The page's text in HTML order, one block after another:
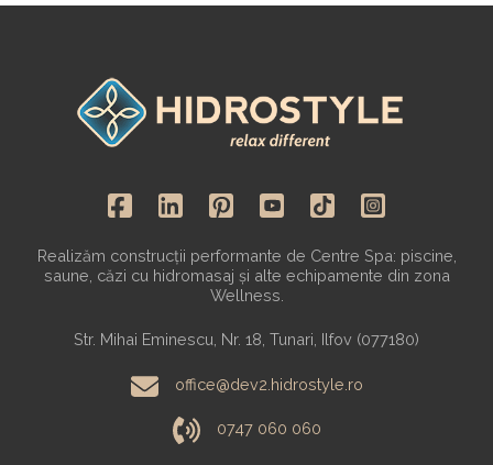
Realizăm construcții performante de Centre Spa: piscine,
saune, căzi cu hidromasaj și alte echipamente din zona
Wellness.
Str. Mihai Eminescu, Nr. 18, Tunari, Ilfov (077180)
office@dev2.hidrostyle.ro
0747 060 060